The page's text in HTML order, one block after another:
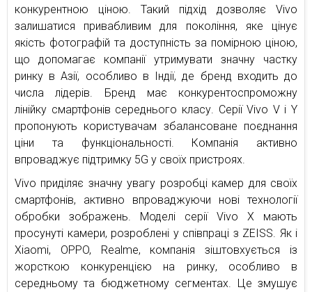
конкурентною ціною. Такий підхід дозволяє Vivo
залишатися привабливим для покоління, яке цінує
якість фотографій та доступність за помірною ціною,
що допомагає компанії утримувати значну частку
ринку в Азії, особливо в Індії, де бренд входить до
числа лідерів. Бренд має конкурентоспроможну
лінійку смартфонів середнього класу. Серії Vivo V і Y
пропонують користувачам збалансоване поєднання
ціни та функціональності. Компанія активно
впроваджує підтримку 5G у своїх пристроях.
Vivo приділяє значну увагу розробці камер для своїх
смартфонів, активно впроваджуючи нові технології
обробки зображень. Моделі серії Vivo X мають
просунуті камери, розроблені у співпраці з ZEISS. Як і
Xiaomi, OPPO, Realme, компанія зіштовхується із
жорсткою конкуренцією на ринку, особливо в
середньому та бюджетному сегментах. Це змушує